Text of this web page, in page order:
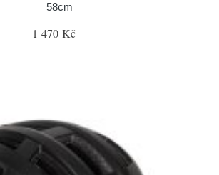
58cm
1 470 Kč